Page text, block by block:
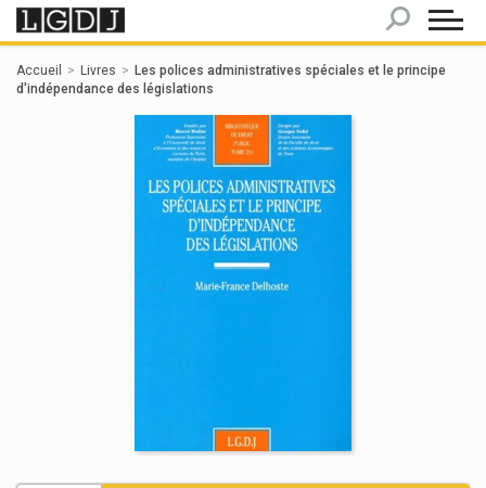
Accueil Livres
Les polices administratives spéciales et le principe
d'indépendance des législations
Panneau de gestion des cookies